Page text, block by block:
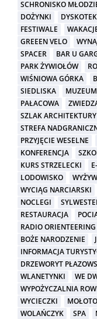
SCHRONISKO
DOŻYNKI
FESTIWALE
GREEEN VELO
SPACER
BAR U
PARK ŻYWIOŁÓW
WIŚNIOWA GÓRKA
SIEDLISKA
PAŁACOWA
SZLAK
STREFA
PRZYJĘCIE WESELNE
KONFERENCJA
KURS STRZELECKI
LODOWISKO
WYCIĄG NARCIARSKI
NOCLEGI
RESTAURACJA
RADIO
BOŻE NARODZENIE
INFORMACJA
DRZEWORYT
WLANETYNKI
WE
WYPOŻYCZALNIA
WYCIECZKI
WOLAŃCZYK
SPA